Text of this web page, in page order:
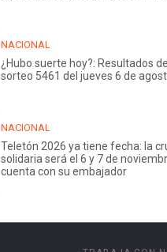
NACIONAL
¿Hubo suerte hoy?: Resultados
sorteo 5461 del jueves 6 de
NACIONAL
Teletón 2026 ya tiene fecha: la
solidaria será el 6 y 7 de
cuenta con su embajador